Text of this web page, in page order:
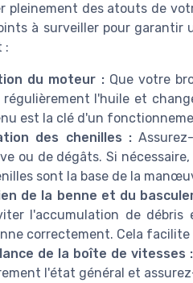
pleinement des atouts de
à surveiller pour garantir
:
du moteur :Que votre
régulièrement l'huile et
est la clé d'un
des chenilles :
ou de dégâts. Si
sont la base de la
de la benne et du
l'accumulation de débris
correctement. Cela
de la boîte de vitesses :
l'état général et